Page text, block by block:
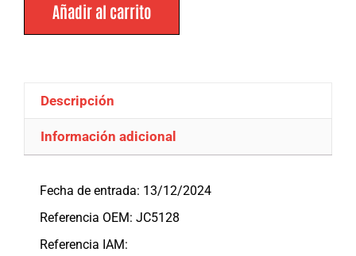
Añadir al carrito
Descripción
Información adicional
Fecha de entrada: 13/12/2024
Referencia OEM: JC5128
Referencia IAM: